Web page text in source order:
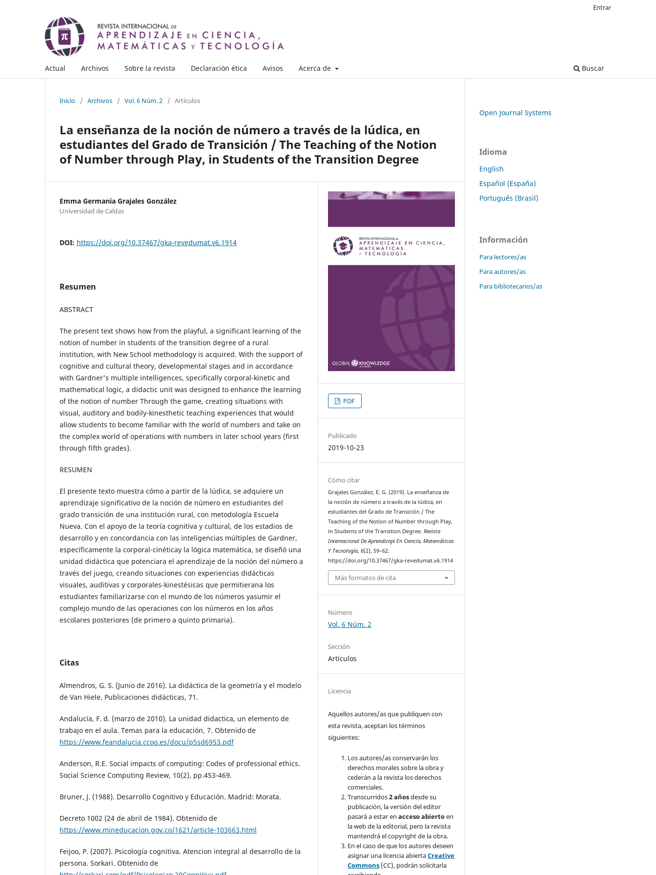
Actual Archivos Sobre la revista Declaración ética Avisos Acerca de Buscar
Entrar
Inicio / Archivos / Vol. 6 Núm. 2 / Artículos
La enseñanza de la noción de número a través de la lúdica, en
estudiantes del Grado de Transición / The Teaching of the Notion
of Number through Play, in Students of the Transition Degree
Emma Germania Grajales González
Universidad de Caldas
DOI: https://doi.org/10.37467/gka-revedumat.v6.1914
Resumen
ABSTRACT
The present text shows how from the playful, a significant learning of the
notion of number in students of the transition degree of a rural
institution, with New School methodology is acquired. With the support of
cognitive and cultural theory, developmental stages and in accordance
with Gardner's multiple intelligences, specifically corporal-kinetic and
mathematical logic, a didactic unit was designed to enhance the learning
of the notion of number Through the game, creating situations with
visual, auditory and bodily-kinesthetic teaching experiences that would
allow students to become familiar with the world of numbers and take on
the complex world of operations with numbers in later school years (first
through fifth grades).
RESUMEN
El presente texto muestra cómo a partir de la lúdica, se adquiere un
aprendizaje significativo de la noción de número en estudiantes del
grado transición de una institución rural, con metodología Escuela
Nueva. Con el apoyo de la teoría cognitiva y cultural, de los estadios de
desarrollo y en concordancia con las inteligencias múltiples de Gardner,
específicamente la corporal-cinéticay la lógica matemática, se diseñó una
unidad didáctica que potenciara el aprendizaje de la noción del número a
través del juego, creando situaciones con experiencias didácticas
visuales, auditivas y corporales-kinestésicas que permitierana los
estudiantes familiarizarse con el mundo de los números yasumir el
complejo mundo de las operaciones con los números en los años
escolares posteriores (de primero a quinto primaria).
Citas
Almendros, G. S. (Junio de 2016). La didáctica de la geometría y el modelo
de Van Hiele. Publicaciones didácticas, 71.
Andalucía, F. d. (marzo de 2010). La unidad didactica, un elemento de
trabajo en el aula. Temas para la educación, 7. Obtenido de
https://www.feandalucia.ccoo.es/docu/p5sd6953.pdf
Anderson, R.E. Social impacts of computing: Codes of professional ethics.
Social Science Computing Review, 10(2), pp.453-469.
Bruner, J. (1988). Desarrollo Cognitivo y Educación. Madrid: Morata.
Decreto 1002 (24 de abril de 1984). Obtenido de
https://www.mineducacion.gov.co/1621/article-103663.html
Feijoo, P. (2007). Psicología cognitiva. Atencion integral al desarrollo de la
persona. Sorkari. Obtenido de
PDF
Publicado
2019-10-23
Cómo citar
Grajales González, E. G. (2019). La enseñanza de
la noción de número a través de la lúdica, en
estudiantes del Grado de Transición / The
Teaching of the Notion of Number through Play,
in Students of the Transition Degree.Revista
Internacional De Aprendizaje En Ciencia, Matemáticas
Y Tecnología,6(2), 59–62.
https://doi.org/10.37467/gka-revedumat.v6.1914
Más formatos de cita
Número
Vol. 6 Núm. 2
Sección
Artículos
Licencia
Aquellos autores/as que publiquen con
esta revista, aceptan los términos
siguientes:
Los autores/as conservarán los
derechos morales sobre la obra y
cederán a la revista los derechos
comerciales.
Transcurridos2 añosdesde su
publicación, la versión del editor
pasará a estar en acceso abiertoen
la web de la editorial, pero la revista
mantendrá el copyright de la obra.
En el caso de que los autores deseen
asignar una licencia abiertaCreative
Commons (CC), podrán solicitarla
Open Journal Systems
Idioma
English
Español (España)
Português (Brasil)
Información
Para lectores/as
Para autores/as
Para bibliotecarios/as